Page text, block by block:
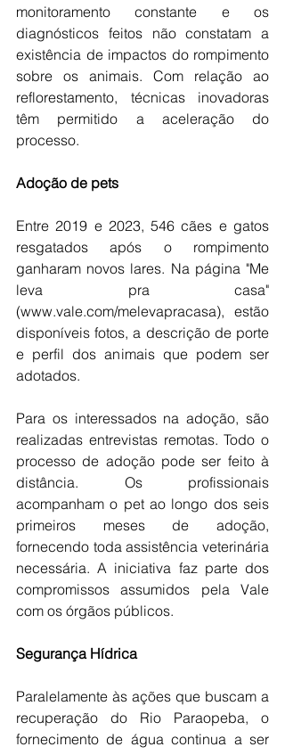
monitoramento constante e os
diagnósticos feitos não constatam a
existência de impactos do rompimento
sobre os animais. Com relação ao
reflorestamento, técnicas inovadoras
têm permitido a aceleração do
processo.
Adoção de pets
Entre 2019 e 2023, 546 cães e gatos
resgatados após o rompimento
ganharam novos lares. Na página "Me
leva pra casa"
(www.vale.com/melevapracasa), estão
disponíveis fotos, a descrição de porte
e perfil dos animais que podem ser
adotados.
Para os interessados na adoção, são
realizadas entrevistas remotas. Todo o
processo de adoção pode ser feito à
distância. Os profissionais
acompanham o pet ao longo dos seis
primeiros meses de adoção,
fornecendo toda assistência veterinária
necessária. A iniciativa faz parte dos
compromissos assumidos pela Vale
com os órgãos públicos.
Segurança Hídrica
Paralelamente às ações que buscam a
recuperação do Rio Paraopeba, o
fornecimento de água continua a ser